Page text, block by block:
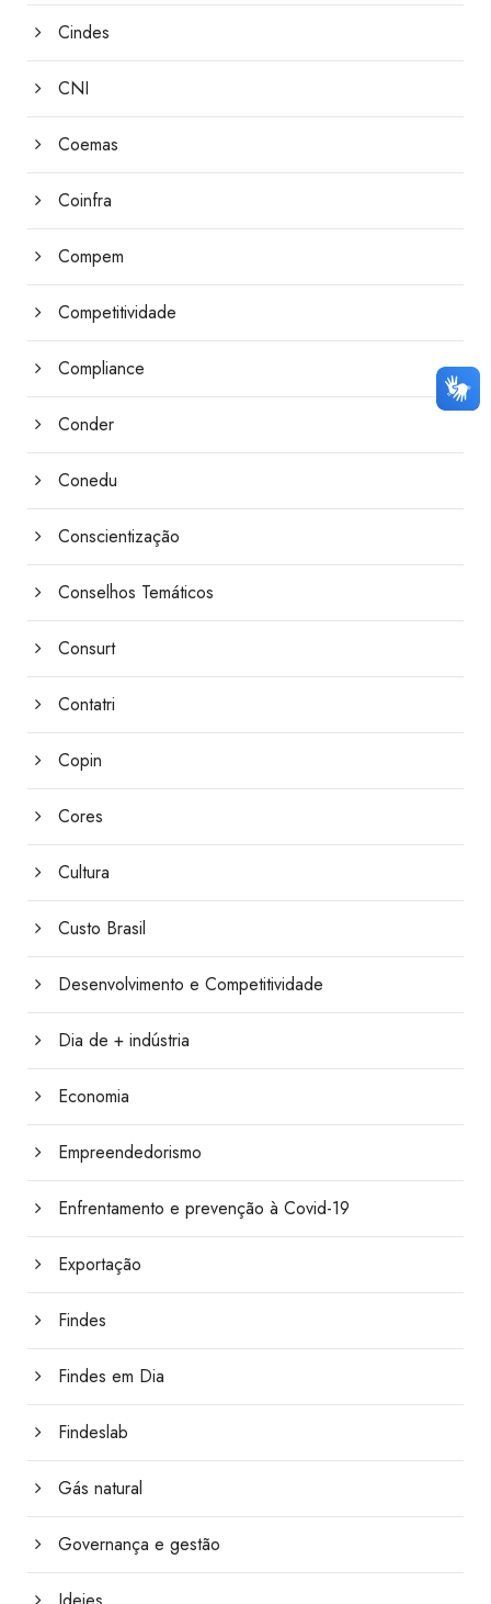
Cindes
CNI
Coemas
Coinfra
Compem
Competitividade
Compliance
Conder
Conedu
Conscientização
Conselhos Temáticos
Consurt
Contatri
Copin
Cores
Cultura
Custo Brasil
Desenvolvimento e Competitividade
Dia de + indústria
Economia
Empreendedorismo
Enfrentamento e prevenção à Covid-19
Exportação
Findes
Findes em Dia
Findeslab
Gás natural
Governança e gestão